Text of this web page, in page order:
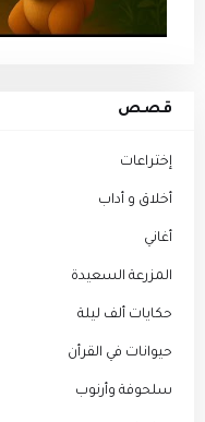
قصص
إختراعات
أخلاق و أداب
أغاني
المزرعة السعيدة
حكايات ألف ليلة
حيوانات في القرأن
سلحوفة وأرنوب